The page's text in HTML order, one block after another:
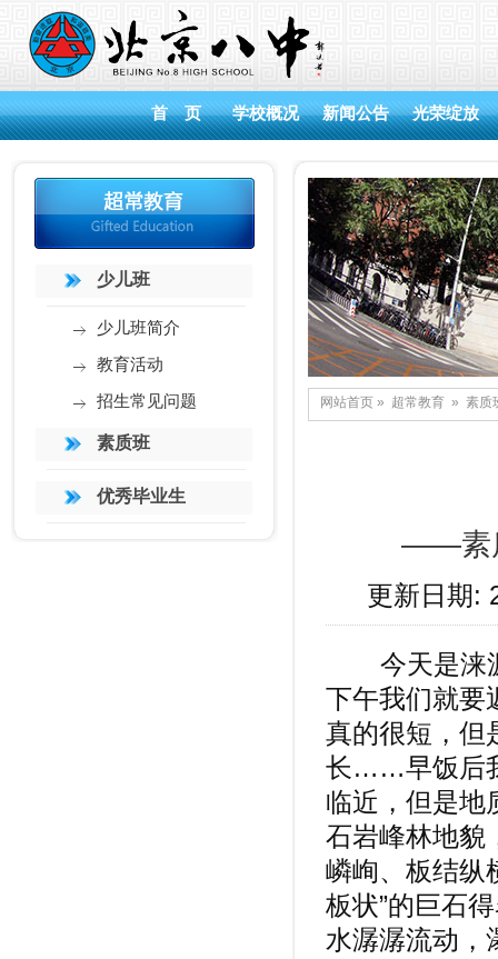
首 页 学校概况 新闻公告 光荣绽放
少儿班
少儿班简介
教育活动
招生常见问题
素质班
优秀毕业生
网站首页 » 超常教育 » 素质
——素
更新日期
今天是涞源
下午我们就要
真的很短，但
长……早饭后
临近，但是地
石岩峰林地貌
嶙峋、板结纵
板状”的巨石
水潺潺流动，